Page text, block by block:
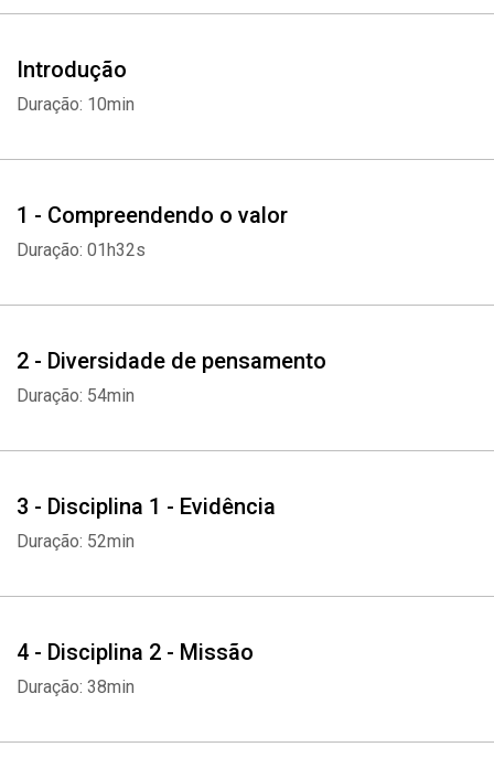
Introdução
Duração: 10min
1 - Compreendendo o valor
Duração: 01h32s
2 - Diversidade de pensamento
Duração: 54min
3 - Disciplina 1 - Evidência
Duração: 52min
4 - Disciplina 2 - Missão
Duração: 38min